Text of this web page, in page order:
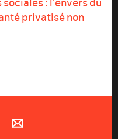
privatisé non